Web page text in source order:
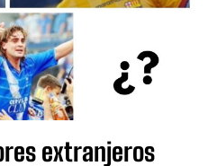
extranjeros